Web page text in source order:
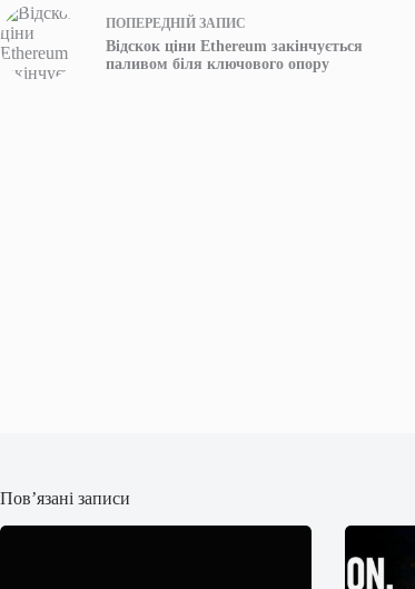
ПОПЕРЕДНІЙ ЗАПИС
Відскок ціни Ethereum закінчується
паливом біля ключового опору
Пов’язані записи